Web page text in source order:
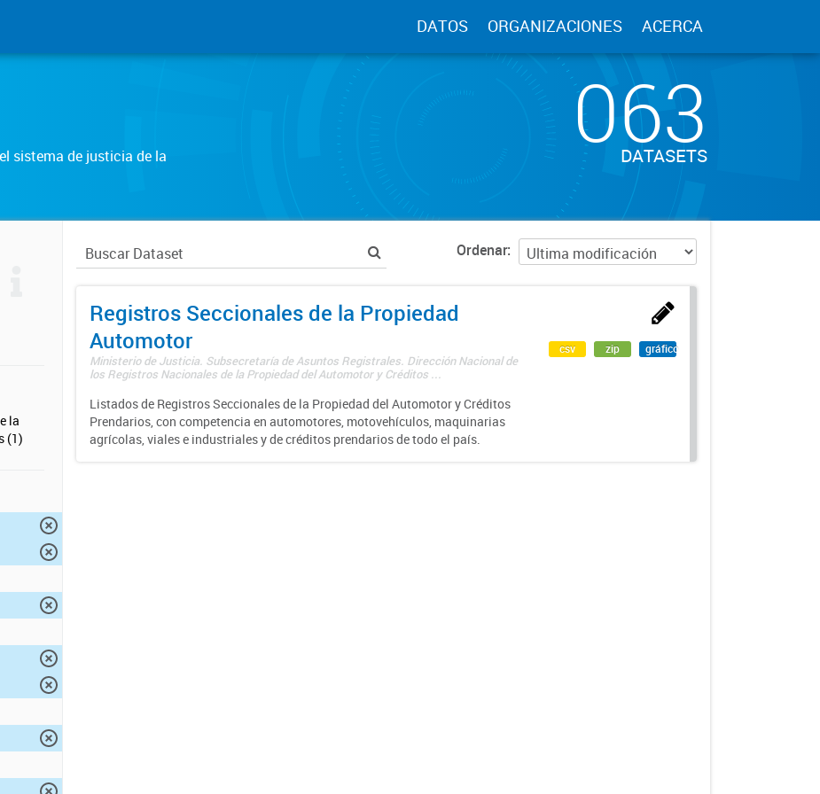
DATOS ORGANIZACIONES ACERCA
sistema de justicia de la
063
DATASETS
la
(1)
Ordenar
Registros Seccionales de la Propiedad
Automotor
Ministerio de Justicia. Subsecretaría de Asuntos Registrales. Dirección Nacional de
los Registros Nacionales de la Propiedad del Automotor y Créditos ...
Listados de Registros Seccionales de la Propiedad del Automotor y Créditos
Prendarios, con competencia en automotores, motovehículos, maquinarias
agrícolas, viales e industriales y de créditos prendarios de todo el país.
csv zip gráfico